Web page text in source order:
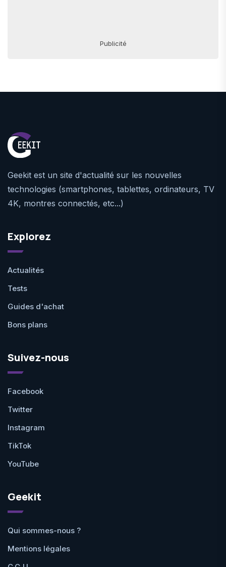
Publicité
Geekit est un site d'actualité sur les nouvelles
technologies (smartphones, tablettes, ordinateurs, TV
4K, montres connectés, etc...)
Explorez
Actualités
Tests
Guides d'achat
Bons plans
Suivez-nous
Facebook
Twitter
Instagram
TikTok
YouTube
Geekit
Qui sommes-nous ?
Mentions légales